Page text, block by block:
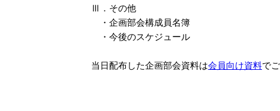
Ⅲ．その他
・企画部会構成員名簿
・今後のスケジュール
当日配布した企画部会資料は会員向け資料で